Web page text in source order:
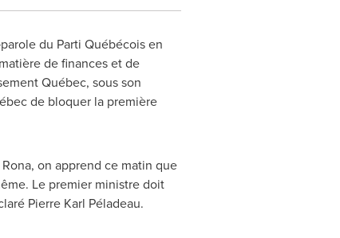
du Parti Québécois en
de finances et de
Québec, sous son
de bloquer la première
on apprend ce matin que
Le premier ministre doit
Pierre Karl Péladeau.